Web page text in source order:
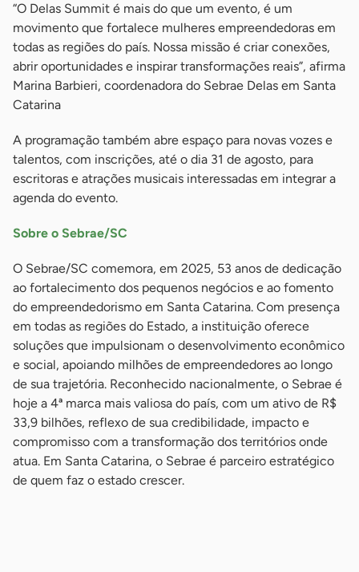
“O Delas Summit é mais do que um evento, é um
movimento que fortalece mulheres empreendedoras em
todas as regiões do país. Nossa missão é criar conexões,
abrir oportunidades e inspirar transformações reais”, afirma
Marina Barbieri, coordenadora do Sebrae Delas em Santa
Catarina
A programação também abre espaço para novas vozes e
talentos, com inscrições, até o dia 31 de agosto, para
escritoras e atrações musicais interessadas em integrar a
agenda do evento.
Sobre o Sebrae/SC
O Sebrae/SC comemora, em 2025, 53 anos de dedicação
ao fortalecimento dos pequenos negócios e ao fomento
do empreendedorismo em Santa Catarina. Com presença
em todas as regiões do Estado, a instituição oferece
soluções que impulsionam o desenvolvimento econômico
e social, apoiando milhões de empreendedores ao longo
de sua trajetória. Reconhecido nacionalmente, o Sebrae é
hoje a 4ª marca mais valiosa do país, com um ativo de R$
33,9 bilhões, reflexo de sua credibilidade, impacto e
compromisso com a transformação dos territórios onde
atua. Em Santa Catarina, o Sebrae é parceiro estratégico
de quem faz o estado crescer.